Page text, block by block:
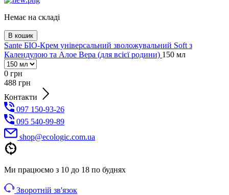
Немає на складі
В кошик
Sante БІО-Крем універсальний зволожувальний Soft з
Календулою та Алое Вера (для всієї родини) 150 мл
0 грн
488 грн
Контакти
097 150-93-26
095 540-99-89
shoр@ecologic.com.ua
Ми працюємо з 10 до 18 по буднях
Зворотній зв'язок